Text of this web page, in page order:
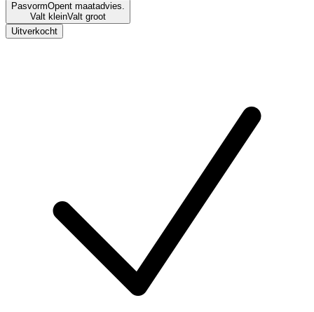
PasvormOpent maatadvies.
Valt kleinValt groot
Uitverkocht